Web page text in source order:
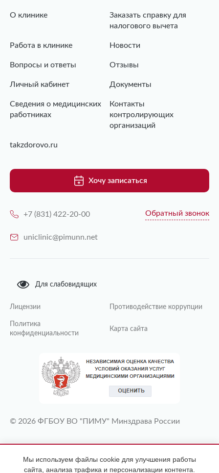
О клинике
Заказать справку для
налогового вычета
Работа в клинике Новости
Вопросы и ответы Отзывы
Личный кабинет Документы
Сведения о медицинских
работниках
Контакты
контролирующих
организаций
takzdorovo.ru
Хочу записаться
+7 (831) 422-20-00 Обратный звонок
uniclinic@pimunn.net
Для слабовидящих
Лицензии Противодействие коррупции
Политика
конфиденциальности
Карта сайта
© 2026 ФГБОУ ВО "ПИМУ" Минздрава России
ИМЕЮТСЯ ПРОТИВОПОКАЗАНИЯ
НЕОБХОДИМА КОНСУЛЬТАЦИЯ
Мы используем файлы cookie для улучшения работы
сайта, анализа трафика и персонализации контента.